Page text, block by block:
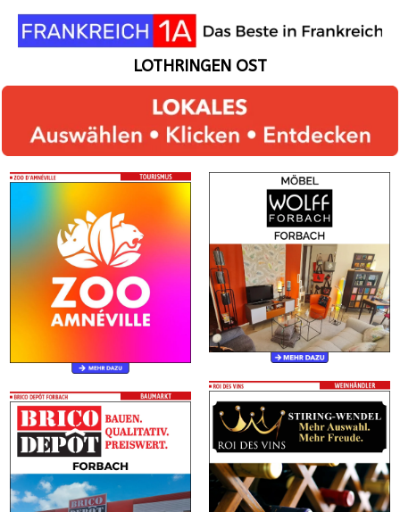
LOTHRINGEN OST